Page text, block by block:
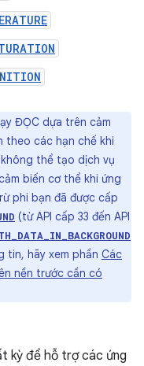
ĐỌC dựa trên cảm
theo các hạn chế khi
thể tạo dịch vụ
biến cơ thể khi ứng
phi bạn đã được cấp
(từ API cấp 33 đến API
tin, hãy xem phần Các
nền trước cần có
kỳ để hỗ trợ các ứng